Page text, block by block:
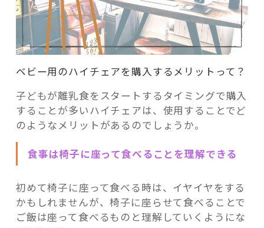
ベビー用のハイチェアを購入するメリットって？
子どもが離乳食をスタートするタイミングで購入
することが多いハイチェアは、使用することでど
のようなメリットがあるのでしょうか。
食事は椅子に座って食べることを理解できる
初めて椅子に座って食べる時は、イヤイヤをする
かもしれませんが、椅子に座らせて食べることで
ご飯は座って食べるものと理解していくようにな